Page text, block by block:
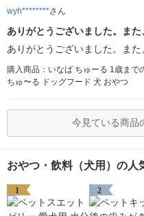
wyh********さん
ありがとうございました。ま
ありがとうございました。また
購入商品：いなば ちゅーる 1歳ま
ちゅ〜る ドッグフード 犬 おやつ
今見ている商品
おやつ・飲料（犬用）の人
1 2